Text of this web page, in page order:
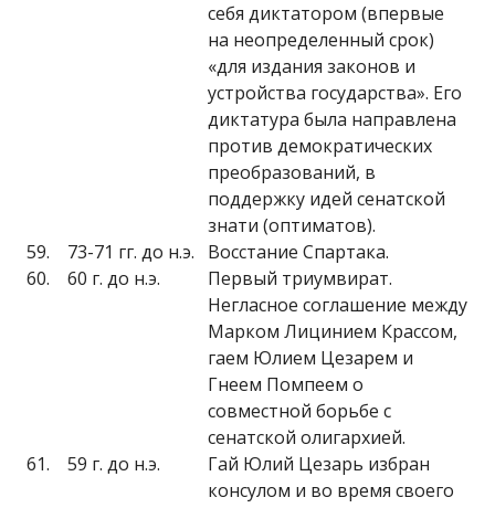
себя диктатором (впервые
на неопределенный срок)
«для издания законов и
устройства государства». Его
диктатура была направлена
против демократических
преобразований, в
поддержку идей сенатской
знати (оптиматов).
59.
73-71 гг. до н.э.
Восстание Спартака.
60.
60 г. до н.э.
Первый триумвират.
Негласное соглашение между
Марком Лицинием Крассом,
гаем Юлием Цезарем и
Гнеем Помпеем о
совместной борьбе с
сенатской олигархией.
61.
59 г. до н.э.
Гай Юлий Цезарь избран
консулом и во время своего